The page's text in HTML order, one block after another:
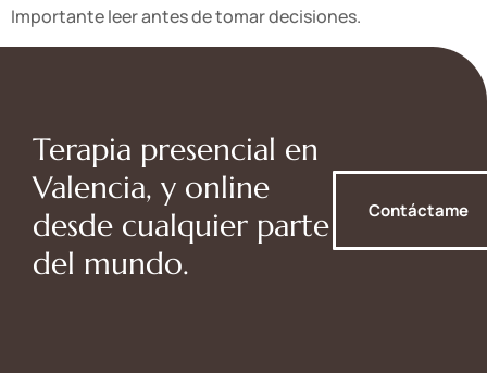
Importante leer antes de tomar decisiones.
Terapia presencial en
Valencia, y online
desde cualquier parte
del mundo.
Contáctame